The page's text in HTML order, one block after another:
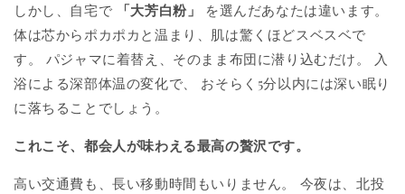
しかし、自宅で 「大芳白粉」
を選んだあなたは違います。
体は芯からポカポカと温まり、肌は驚くほどスベスベで
す。 パジャマに着替え、そのまま布団に潜り込むだけ。 入
浴による深部体温の変化で、 おそらく5分以内には深い眠り
に落ちることでしょう。
これこそ、都会人が味わえる最高の贅沢です。
高い交通費も、長い移動時間もいりません。 今夜は、北投